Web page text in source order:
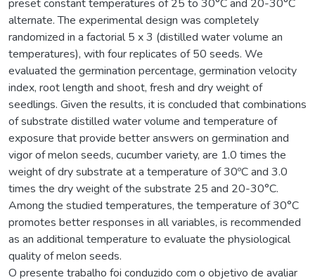
preset constant temperatures of 25 to 30°C and 20-30°C
alternate. The experimental design was completely
randomized in a factorial 5 x 3 (distilled water volume an
temperatures), with four replicates of 50 seeds. We
evaluated the germination percentage, germination velocity
index, root length and shoot, fresh and dry weight of
seedlings. Given the results, it is concluded that combinations
of substrate distilled water volume and temperature of
exposure that provide better answers on germination and
vigor of melon seeds, cucumber variety, are 1.0 times the
weight of dry substrate at a temperature of 30ºC and 3.0
times the dry weight of the substrate 25 and 20-30°C.
Among the studied temperatures, the temperature of 30°C
promotes better responses in all variables, is recommended
as an additional temperature to evaluate the physiological
quality of melon seeds.
O presente trabalho foi conduzido com o objetivo de avaliar